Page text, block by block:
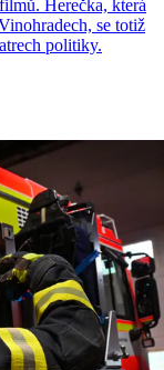
Herečka, která
se totiž
politiky.